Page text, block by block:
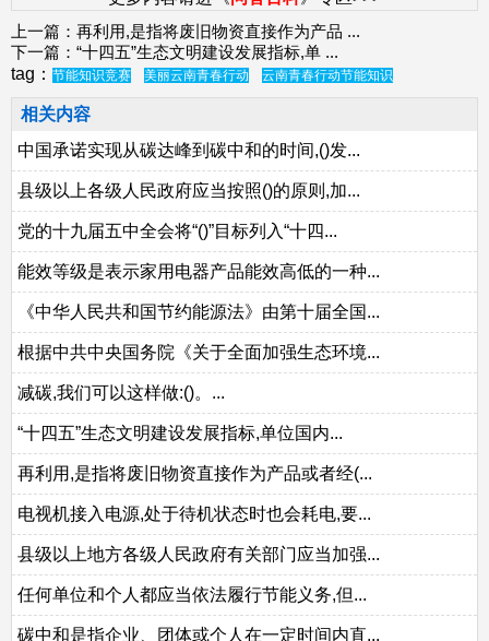
上一篇： 再利用,是指将废旧物资直接作为产品 ...
下一篇： “十四五”生态文明建设发展指标,单 ...
tag： 节能知识竞赛 美丽云南青春行动 云南青春行动节能知识
相关内容
中国承诺实现从碳达峰到碳中和的时间,()发...
县级以上各级人民政府应当按照()的原则,加...
党的十九届五中全会将“()”目标列入“十四...
能效等级是表示家用电器产品能效高低的一种...
《中华人民共和国节约能源法》由第十届全国...
根据中共中央国务院《关于全面加强生态环境...
减碳,我们可以这样做:()。...
“十四五”生态文明建设发展指标,单位国内...
再利用,是指将废旧物资直接作为产品或者经(...
电视机接入电源,处于待机状态时也会耗电,要...
县级以上地方各级人民政府有关部门应当加强...
任何单位和个人都应当依法履行节能义务,但...
碳中和是指企业、团体或个人在一定时间内直...